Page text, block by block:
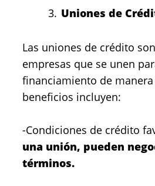
Uniones de
Las uniones de crédito
empresas que se unen
financiamiento de manera
beneficios incluyen:
-Condiciones de crédito
una unión, pueden
términos.